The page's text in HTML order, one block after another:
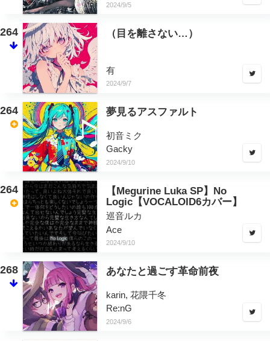
2024/9/5
264 （目を離さない…）
有
2024/9/7
264 夢見るアスファルト
初音ミク
Gacky
2024/9/10
264
【Megurine Luka SP】No
Logic【VOCALOID6カバー】
巡音ルカ
Ace
2024/9/10
268 あなたと過ごす革命前夜
karin, 花隈千冬
Re:nG
2024/9/6